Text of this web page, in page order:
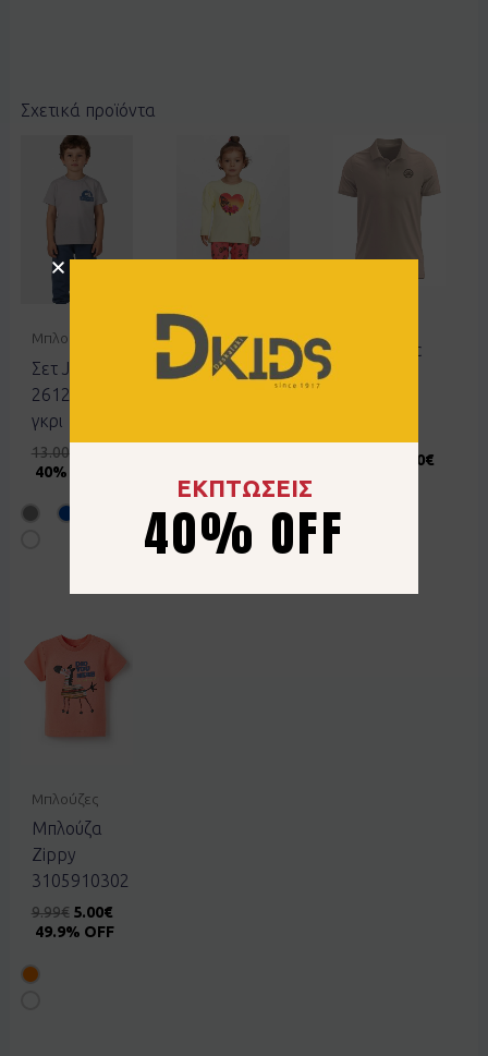
Σχετικά προϊόντα
Μπλούζες
Σετ JOYCE
2612108
γκρι
13.00€
40% OFF
Κολάν
Σετ JOYCE
Polo basic
6.00€
Μπλούζες
Μπλούζα
Zippy
3105910302
9.99€ 5.00€
49.9% OFF
ΕΚΠΤΩΣΕΙΣ
40% OFF